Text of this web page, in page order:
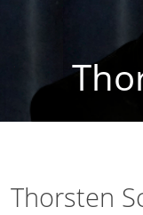
Thorsten